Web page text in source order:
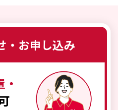
・お申し込み